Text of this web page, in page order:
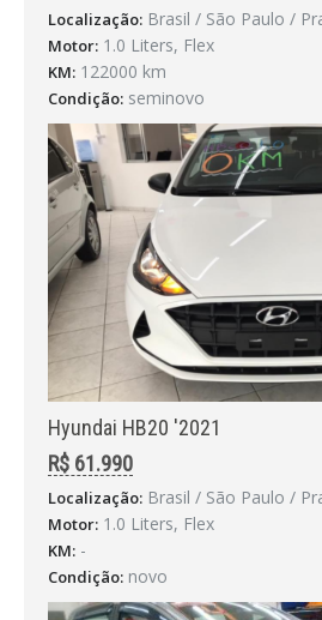
Localização: Brasil / São Paulo /
Motor: 1.0 Liters, Flex
KM: 122000 km
Condição: seminovo
Hyundai HB20 '2021
R$ 61.990
Localização: Brasil / São Paulo /
Motor: 1.0 Liters, Flex
KM: -
Condição: novo